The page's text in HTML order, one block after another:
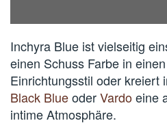
Inchyra Blue ist vielseitig
einen Schuss Farbe in
Einrichtungsstil oder kreiert
Black BlueoderVardoeine
intime Atmosphäre.